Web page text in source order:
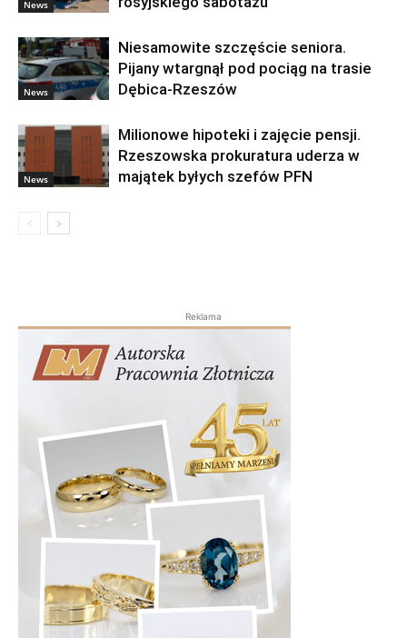
News
News
Niesamowite szczęście seniora.
Pijany wtargnął pod pociąg na trasie
Dębica-Rzeszów
News
Milionowe hipoteki i zajęcie pensji.
Rzeszowska prokuratura uderza w
majątek byłych szefów PFN
Reklama